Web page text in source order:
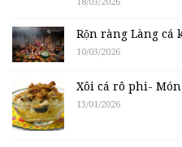
Rộn ràng Làng cá
10/03/2026
Xôi cá rô phi- Món
13/01/2026